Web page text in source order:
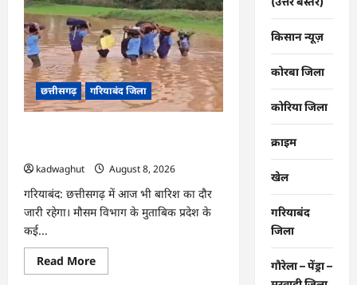
CG
Job
Alert
2026,
बिजली
कंपनी
में
बंपर
भर्ती
…
छत्तीसगढ़ गरियाबंद जिला
kadwaghut
August 8, 2026
गरियाबंद: छत्तीसगढ़ में आज भी बारिश का दौर
जारी रहेगा। मौसम विभाग के मुताबिक प्रदेश के
कई...
Read MoreRead
more
किसान न्यूज़
कोरबा जिला
कोरिया जिला
क्राइम
खेल
गरियाबंद
जिला
गौरेला – पेंड्रा –